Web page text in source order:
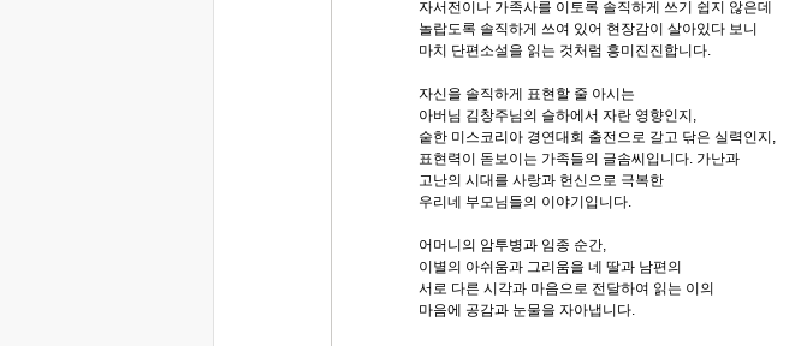
자서전이나 가족사를 이토록 솔직하게 쓰기 쉽지 않은데
놀랍도록 솔직하게 쓰여 있어 현장감이 살아있다 보니
마치 단편소설을 읽는 것처럼 흥미진진합니다.
자신을 솔직하게 표현할 줄 아시는
아버님 김창주님의 슬하에서 자란 영향인지,
숱한 미스코리아 경연대회 출전으로 갈고 닦은 실력인지,
표현력이 돋보이는 가족들의 글솜씨입니다. 가난과
고난의 시대를 사랑과 헌신으로 극복한
우리네 부모님들의 이야기입니다.
어머니의 암투병과 임종 순간,
이별의 아쉬움과 그리움을 네 딸과 남편의
서로 다른 시각과 마음으로 전달하여 읽는 이의
마음에 공감과 눈물을 자아냅니다.